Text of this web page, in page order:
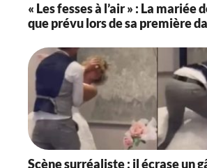
« Les fesses à l’air » : La mariée
que prévu lors de sa première
Scène surréaliste : il écrase un